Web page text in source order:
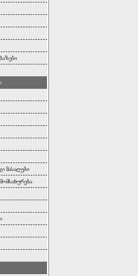
მასალები